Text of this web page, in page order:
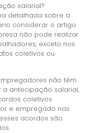
salarial?
detalhada sobre a
considerar o artigo
não pode realizar
exceto nos
coletivos ou
não têm
antecipação salarial,
coletivos
e empregado nas
acordos são